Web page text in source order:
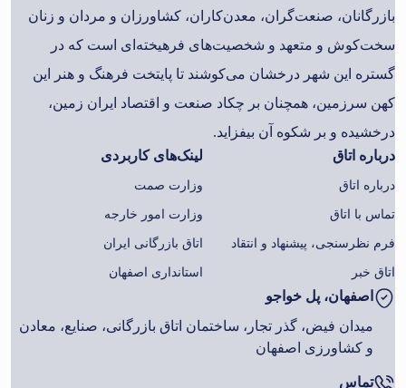
بازرگانان، صنعت‌گران، معدن‌کاران، کشاورزان و مردان و زنان
سخت‌کوش و متعهد و شخصیت‌های فرهیخته‌ای است که در
گستره این شهر درخشان می‌کوشند تا پایتخت فرهنگ و هنر این
کهن سرزمین، همچنان بر چکاد صنعت و اقتصاد ایران زمین،
درخشیده و بر شکوه آن بیفزاید.
درباره اتاق
درباره اتاق
تماس با اتاق
فرم نظرسنجی، پیشنهاد و انتقاد
اتاق خبر
لینک‌های کاربردی
وزارت صمت
وزارت امور خارجه
اتاق بازرگانی ایران
استانداری اصفهان
اصفهان، پل خواجو
میدان فیض، گذر تجار، ساختمان اتاق بازرگانی، صنایع، معادن
و کشاورزی اصفهان
تماس